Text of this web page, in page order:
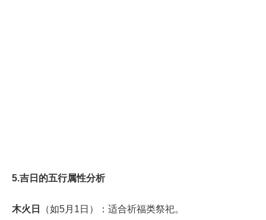
5.吉日的五行属性分析
木火日 （如5月1日）：适合祈福类祭祀。